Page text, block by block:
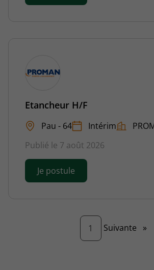
Etancheur H/F
Pau - 64 Intérim
Publié le 7 août 2026
Je postule
1 Page
Suivante »